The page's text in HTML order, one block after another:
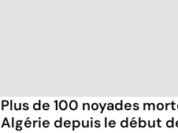
Plus de 100 noyades
Algérie depuis le début